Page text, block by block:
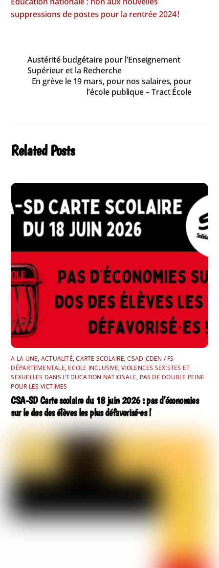
suppressions de postes pour la rentrée 2024 !
Austérité budgétaire pour l’Enseignement
Supérieur et la Recherche
En grève le 19 mars, pour nos salaires, pour
l’école publique – Tract École
Related Posts
A LA UNE, ACTUALITÉ,CARTE SCOLAIRE,CSAD-CDEN / FS
DÉPARTEMENTALE, ECOLE INCLUSIVE,VIOLENCES SEXISTES ET
SEXUELLES DANS L’EDUCATION NATIONALE, PAS DE DOUBLE PEINE
POUR LES VICTIMES
CSA-SD Carte scolaire du 18 juin 2026 : pas d’économies
sur le dos des élèves les plus défavorisé·es !